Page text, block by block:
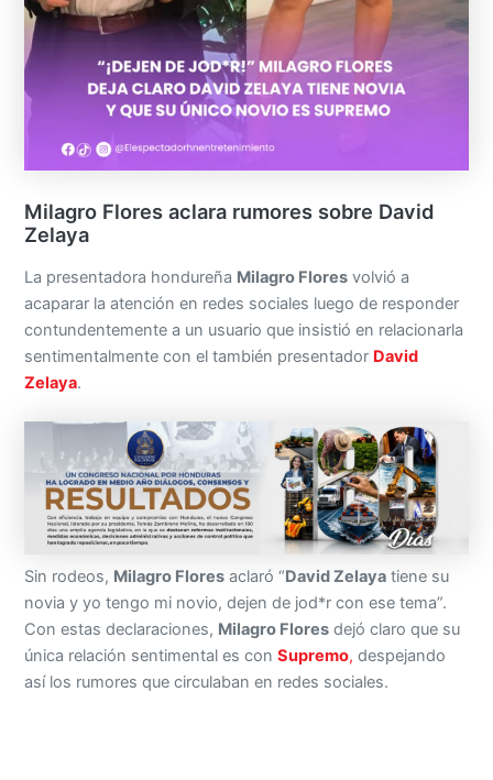
Milagro Flores aclara rumores sobre David
Zelaya
La presentadora hondureña Milagro Flores volvió a
acaparar la atención en redes sociales luego de responder
contundentemente a un usuario que insistió en relacionarla
sentimentalmente con el también presentador David
Zelaya.
Sin rodeos, Milagro Flores aclaró “David Zelaya tiene su
novia y yo tengo mi novio, dejen de jod*r con ese tema”.
Con estas declaraciones, Milagro Flores dejó claro que su
única relación sentimental es conSupremo, despejando
así los rumores que circulaban en redes sociales.